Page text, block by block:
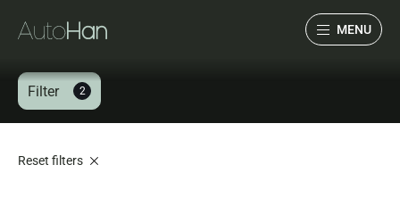
MENU
Filter 2
Reset filters